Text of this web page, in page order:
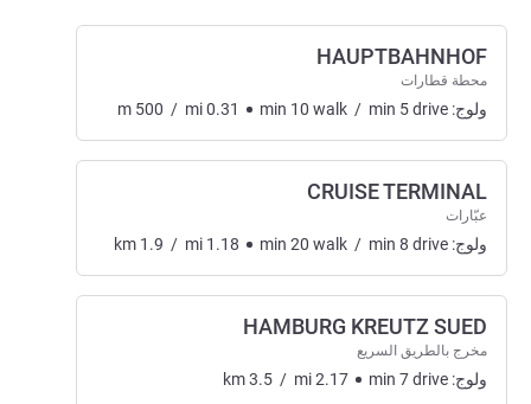
HAUPTBAHNHOF
محطة قطارات
ولوج: m 500 / mi0.31 min 10 walk / min 5drive
CRUISE TERMINAL
عبّارات
ولوج: km 1.9 / mi 1.18 min 20 walk / min 8 drive
HAMBURG KREUTZ SUED
مخرج بالطريق السريع
ولوج: km3.5 / mi2.17 min 7drive